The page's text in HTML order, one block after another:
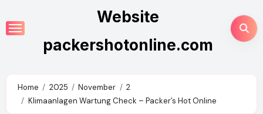
to
Website
packershotonline.com
Home 2025 November
2
Klimaanlagen Wartung Check – Packer’s Hot Online